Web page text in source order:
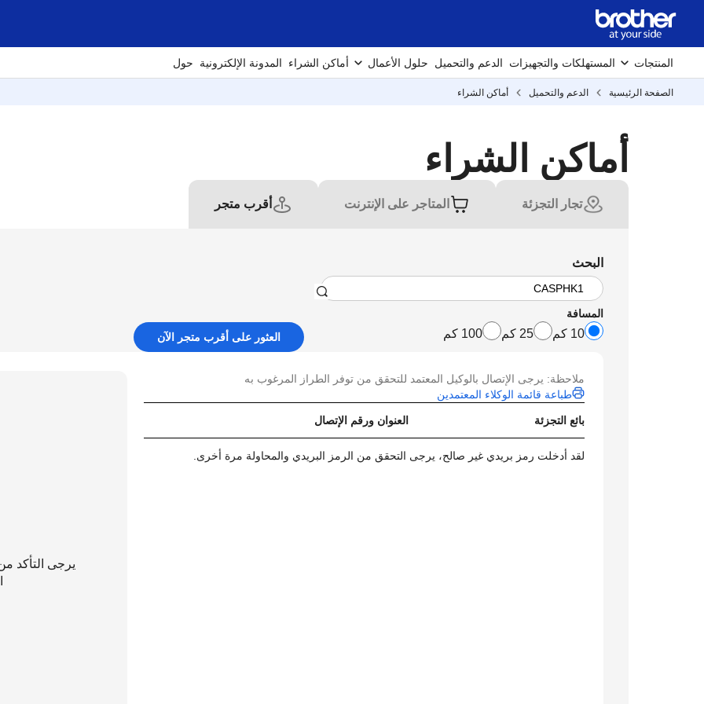
المنتجات المستهلكات والتجهيزات الدعم والتحميل حلول الأعمال أماكن الشراء المدونة الإلكترونية حول
الصفحة الرئيسية الدعم والتحميل أماكن الشراء
أماكن الشراء
تجار التجزئة المتاجر على الإنترنت أقرب متجر
البحث
المسافة
10 كم 25 كم 100 كم العثور على أقرب متجر الآن
ملاحظة: يرجى الإتصال بالوكيل المعتمد للتحقق من توفر الطراز المرغوب به
طباعة قائمة الوكلاء المعتمدين
بائع التجزئة العنوان ورقم الإتصال
لقد أدخلت رمز بريدي غير صالح، يرجى التحقق من الرمز البريدي والمحاولة مرة أخرى.
يرجى التأكد